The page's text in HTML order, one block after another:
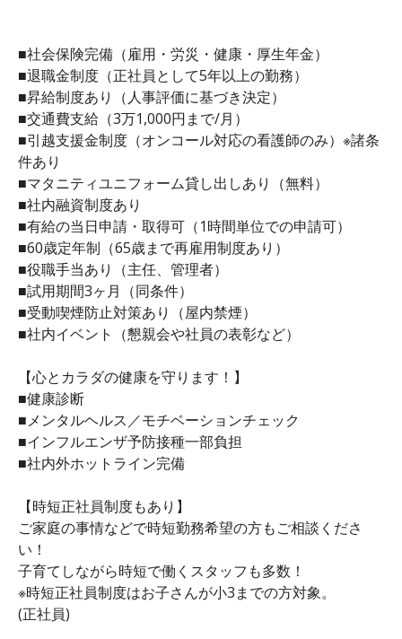
■社会保険完備（雇用・労災・健康・厚生年金）
■退職金制度（正社員として5年以上の勤務）
■昇給制度あり（人事評価に基づき決定）
■交通費支給（3万1,000円まで/月）
■引越支援金制度（オンコール対応の看護師のみ）※諸条
件あり
■マタニティユニフォーム貸し出しあり（無料）
■社内融資制度あり
■有給の当日申請・取得可（1時間単位での申請可）
■60歳定年制（65歳まで再雇用制度あり）
■役職手当あり（主任、管理者）
■試用期間3ヶ月（同条件）
■受動喫煙防止対策あり（屋内禁煙）
■社内イベント（懇親会や社員の表彰など）
【心とカラダの健康を守ります！】
■健康診断
■メンタルヘルス／モチベーションチェック
■インフルエンザ予防接種一部負担
■社内外ホットライン完備
【時短正社員制度もあり】
ご家庭の事情などで時短勤務希望の方もご相談くださ
い！
子育てしながら時短で働くスタッフも多数！
※時短正社員制度はお子さんが小3までの方対象。
(正社員)